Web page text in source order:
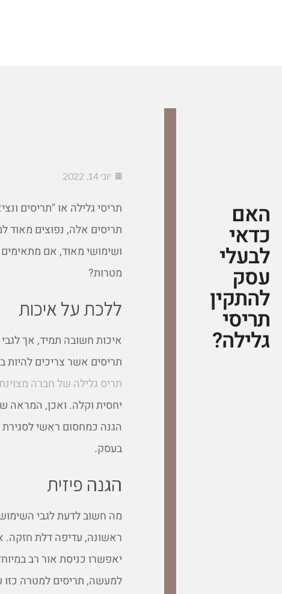
האם
כדאי
לבעלי
עסק
להתקין
תריסי
גלילה?
יוני 14, 2022
תריסי גלילה או "תריסים
תריסים אלה, נפוצים מאוד
ושימושי מאוד, אם
מטרות?
ללכת על איכות
איכות חשובה תמיד, אך
תריסים אשר צריכים להיות
תריס גלילה של חברה
יחסית וקלה. ואכן, המראה
הגנה כמחסום ראשי לסגירת
בעסק.
הגנה פיזית
מה חשוב לדעת לגבי
ראשונה, עדיפה דלת חזקה.
יאפשרו כניסת אור רב
למעשה, תריסים למטרה כזו